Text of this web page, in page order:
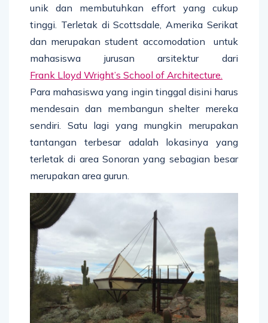
unik dan membutuhkan effort yang cukup
tinggi. Terletak di Scottsdale, Amerika Serikat
dan merupakan student accomodation untuk
mahasiswa jurusan arsitektur dari
Frank Lloyd Wright’s School of Architecture.
Para mahasiswa yang ingin tinggal disini harus
mendesain dan membangun shelter mereka
sendiri. Satu lagi yang mungkin merupakan
tantangan terbesar adalah lokasinya yang
terletak di area Sonoran yang sebagian besar
merupakan area gurun.